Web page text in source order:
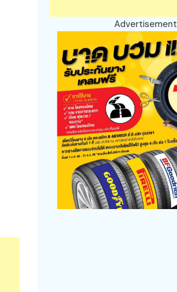
Advertisement